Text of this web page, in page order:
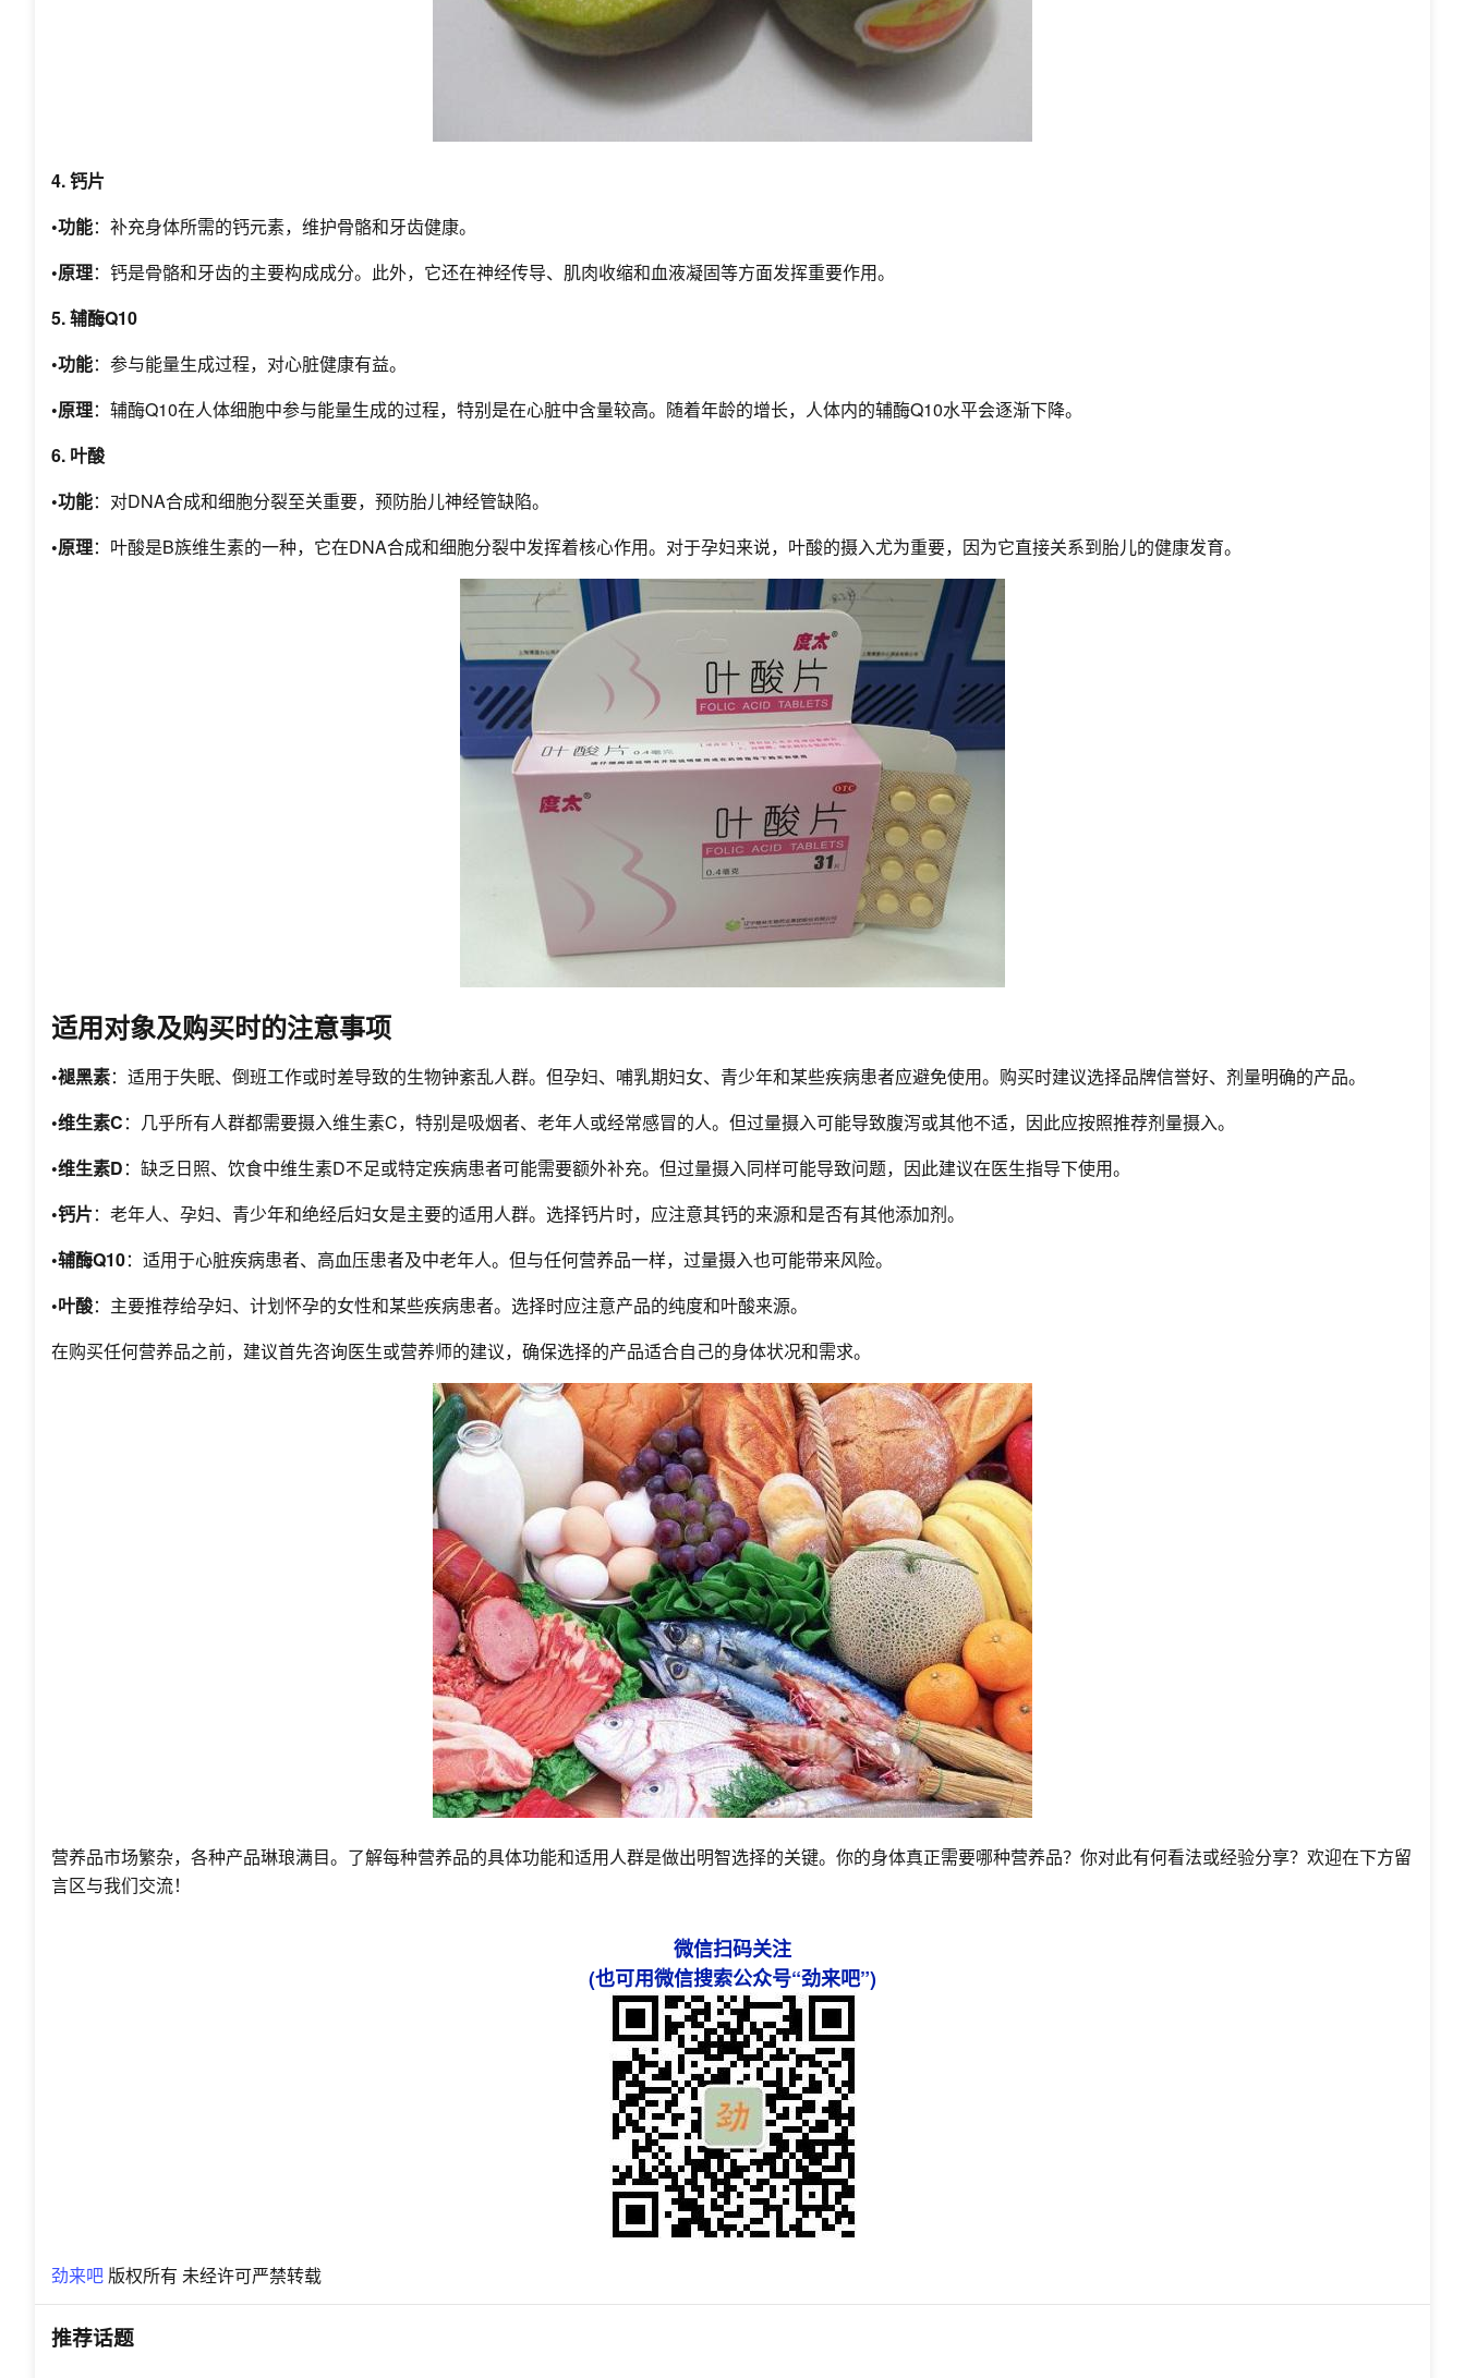
4. 钙片
•功能：补充身体所需的钙元素，维护骨骼和牙齿健康。
•原理：钙是骨骼和牙齿的主要构成成分。此外，它还在神经传导、肌肉收缩和血液凝固等方面发挥重要作用。
5. 辅酶Q10
•功能：参与能量生成过程，对心脏健康有益。
•原理：辅酶Q10在人体细胞中参与能量生成的过程，特别是在心脏中含量较高。随着年龄的增长，人体内的辅酶Q10水平会逐渐下降。
6. 叶酸
•功能：对DNA合成和细胞分裂至关重要，预防胎儿神经管缺陷。
•原理：叶酸是B族维生素的一种，它在DNA合成和细胞分裂中发挥着核心作用。对于孕妇来说，叶酸的摄入尤为重要，因为它直接关系到胎儿的健康发育。
适用对象及购买时的注意事项
•褪黑素：适用于失眠、倒班工作或时差导致的生物钟紊乱人群。但孕妇、哺乳期妇女、青少年和某些疾病患者应避免使用。购买时建议选择品牌信誉好、剂量明确的产品。
•维生素C：几乎所有人群都需要摄入维生素C，特别是吸烟者、老年人或经常感冒的人。但过量摄入可能导致腹泻或其他不适，因此应按照推荐剂量摄入。
•维生素D：缺乏日照、饮食中维生素D不足或特定疾病患者可能需要额外补充。但过量摄入同样可能导致问题，因此建议在医生指导下使用。
•钙片：老年人、孕妇、青少年和绝经后妇女是主要的适用人群。选择钙片时，应注意其钙的来源和是否有其他添加剂。
•辅酶Q10：适用于心脏疾病患者、高血压患者及中老年人。但与任何营养品一样，过量摄入也可能带来风险。
•叶酸：主要推荐给孕妇、计划怀孕的女性和某些疾病患者。选择时应注意产品的纯度和叶酸来源。
在购买任何营养品之前，建议首先咨询医生或营养师的建议，确保选择的产品适合自己的身体状况和需求。
营养品市场繁杂，各种产品琳琅满目。了解每种营养品的具体功能和适用人群是做出明智选择的关键。你的身体真正需要哪种营养品？你对此有何看法或经验分享？欢迎在下方留
言区与我们交流！
微信扫码关注
(也可用微信搜索公众号“劲来吧”)
劲来吧 版权所有 未经许可严禁转载
推荐话题